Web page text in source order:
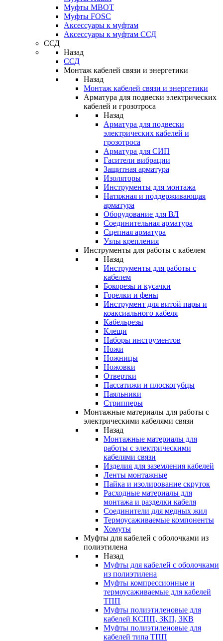
Муфты МВОТ
Муфты FOSC
Аксессуары к муфтам
Аксессуары к муфтам ССД
ССД
Назад
ССД
Монтаж кабелей связи и энергетики
Назад
Монтаж кабелей связи и энергетики
Арматура для подвески электрических
кабелей и грозотроса
Назад
Арматура для подвески
электрических кабелей и
грозотроса
Арматура для СИП
Гасители вибрации
Защитная арматура
Изоляторы
Инструменты для монтажа
Натяжная и поддерживающая
арматура
Оборудование для ВЛ
Соединительная арматура
Сцепная арматура
Узлы крепления
Инструменты для работы с кабелем
Назад
Инструменты для работы с
кабелем
Бокорезы и кусачки
Горелки и фены
Инструмент для витой пары и
коаксиального кабеля
Кабельрезы
Клещи
Наборы инструментов
Ножи
Ножницы
Ножовки
Отвертки
Пассатижи и плоскогубцы
Паяльники
Стрипперы
Монтажные материалы для работы с
электрическими кабелями связи
Назад
Монтажные материалы для
работы с электрическими
кабелями связи
Изделия для заземления кабелей
Ленты монтажные
Пайка и изолирование скруток
Расходные материалы для
монтажа и разделки кабеля
Соединители для медных жил
Термоусаживаемые компоненты
Хомуты
Муфты для кабелей с оболочками из
полиэтилена
Назад
Муфты для кабелей с оболочками
из полиэтилена
Муфты компрессионные и
термоусаживаемые для кабелей
ТПП
Муфты полиэтиленовые для
кабелей КСПП, ЗКП, ЗКВ
Муфты полиэтиленовые для
кабелей типа ТПП